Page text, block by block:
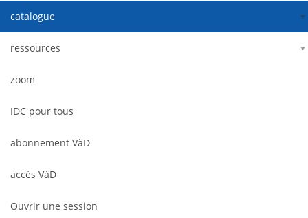
catalogue
ressources
zoom
IDC pour tous
abonnement VàD
accès VàD
Ouvrir une session